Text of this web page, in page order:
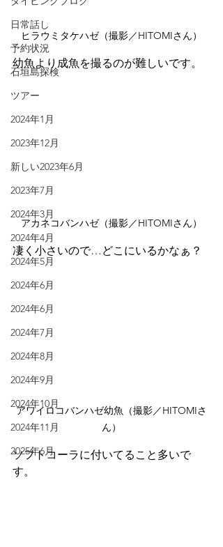
日常話し
予約状況
石垣島探検
ツアー
2024年1月
2023年12月
新しい2023年6月
2023年7月
2024年3月
2024年4月
2024年5月
2024年6月
2024年6月
2024年7月
2024年8月
2024年9月
2024年10月
2024年11月
2025年6月
ヒラウミタケハゼ（撮影／HITOMIさん）
幼魚より成魚を撮るのが難しいです。
アカネコバンハゼ（撮影／HITOMIさん）
凄く小さいので…どこにいるかなぁ？
アワイロコバンハゼ幼魚（撮影／HITOMIさ
ん）
ソフトコーラに付いてること多いで
す。